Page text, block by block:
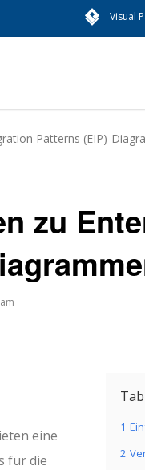
Visual
Patterns (EIP)-
zu
1
2
eine
für die